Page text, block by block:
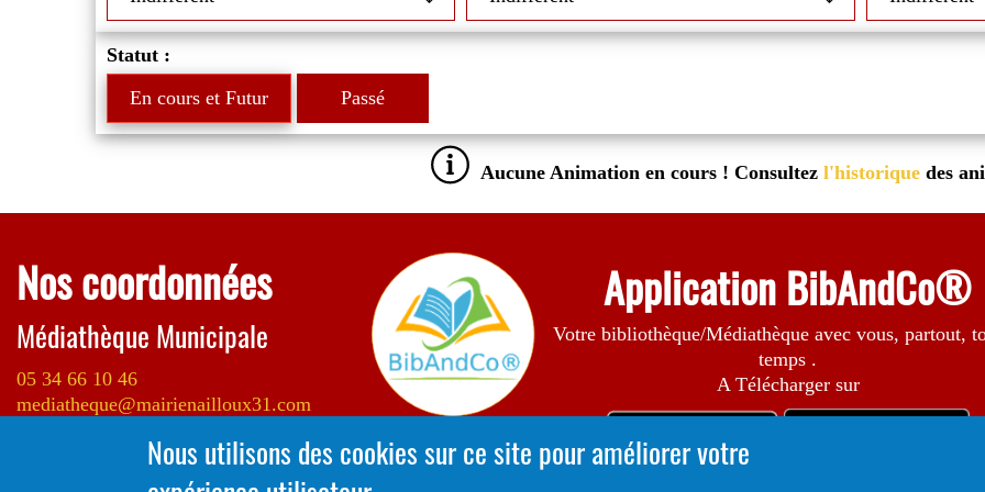
Statut :
En cours et Futur
Passé
Aucune Animation en cours ! Consultez l'historique des
Nos coordonnées
Médiathèque Municipale
05 34 66 10 46
mediatheque@mairienailloux31.com
ESCAL, 2 rue Erik Satie
Application BibAndCo®
Votre bibliothèque/Médiathèque avec vous, partout,
temps .
A Télécharger sur
Nous utilisons des cookies sur ce site pour améliorer votre